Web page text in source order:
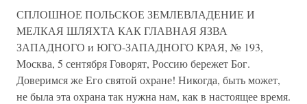
СПЛОШНОЕ ПОЛЬСКОЕ ЗЕМЛЕВЛАДЕНИЕ И
МЕЛКАЯ ШЛЯХТА КАК ГЛАВНАЯ ЯЗВА
ЗАПАДНОГО и ЮГО-ЗАПАДНОГО КРАЯ, № 193,
Москва, 5 сентября Говорят, Россию бережет Бог.
Доверимся же Его святой охране! Никогда, быть может,
не была эта охрана так нужна нам, как в настоящее время.